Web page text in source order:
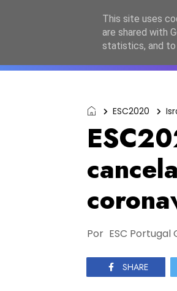
ESC2020
Por ESC Portugal
SHARE
This site uses
are shared with
statistics, and to